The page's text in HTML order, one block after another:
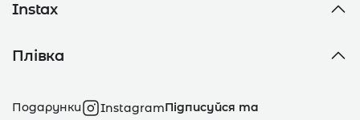
Instax
Плівка
Подарунки InstagramПідписуйся та